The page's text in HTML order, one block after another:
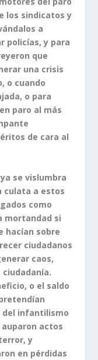
los sindicatos y
a
policías, y para
que
una crisis
o cuando
o para
paro al más
de cara al
se vislumbra
culata a estos
como
mortandad si
hacían sobre
ciudadanos
caos,
o el saldo
del infantilismo
actos
y
en pérdidas